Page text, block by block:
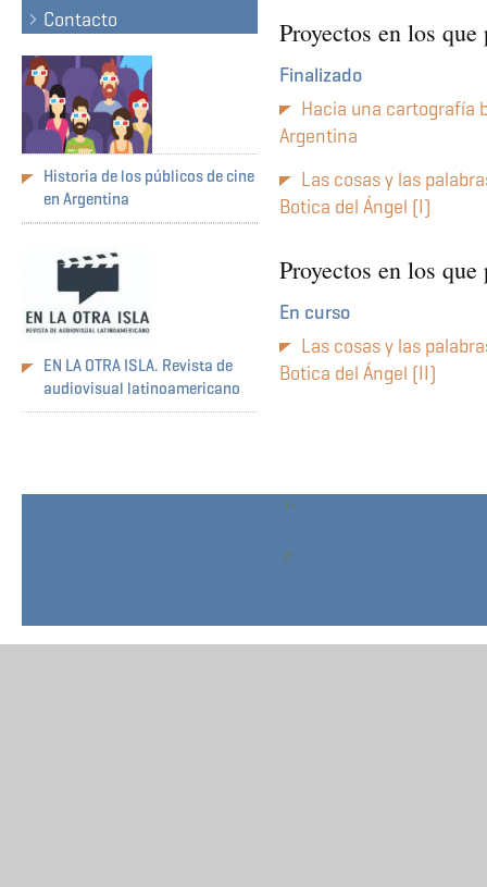
Contacto
Historia de los públicos de cine
en Argentina
EN LA OTRA ISLA. Revista de
audiovisual latinoamericano
Proyectos en los
Finalizado
Hacia una cartografía
Argentina
Las cosas y las
Botica del Ángel (I)
Proyectos en los
En curso
Las cosas y las
Botica del Ángel (II)